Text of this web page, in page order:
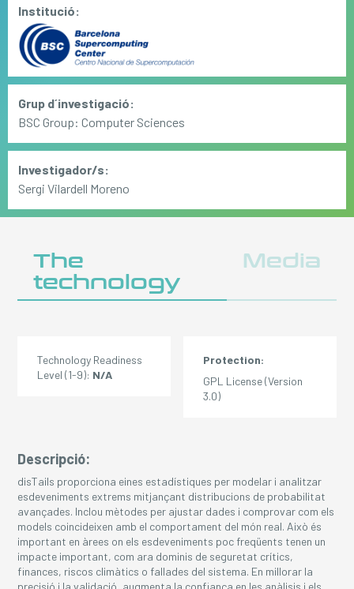
Institució:
Grup d´investigació:
BSC Group: Computer Sciences
Investigador/s:
Sergi Vilardell Moreno
The
technology
Media
Descripció:
disTails proporciona eines estadístiques per modelar i analitzar
esdeveniments extrems mitjançant distribucions de probabilitat
avançades. Inclou mètodes per ajustar dades i comprovar com els
models coincideixen amb el comportament del món real. Això és
important en àrees on els esdeveniments poc freqüents tenen un
impacte important, com ara dominis de seguretat crítics,
finances, riscos climàtics o fallades del sistema. En millorar la
precisió i la validació, augmenta la confiança en les anàlisis i els
Technology Readiness
Level (1-9): N/A
Protection:
GPL License (Version
3.0)